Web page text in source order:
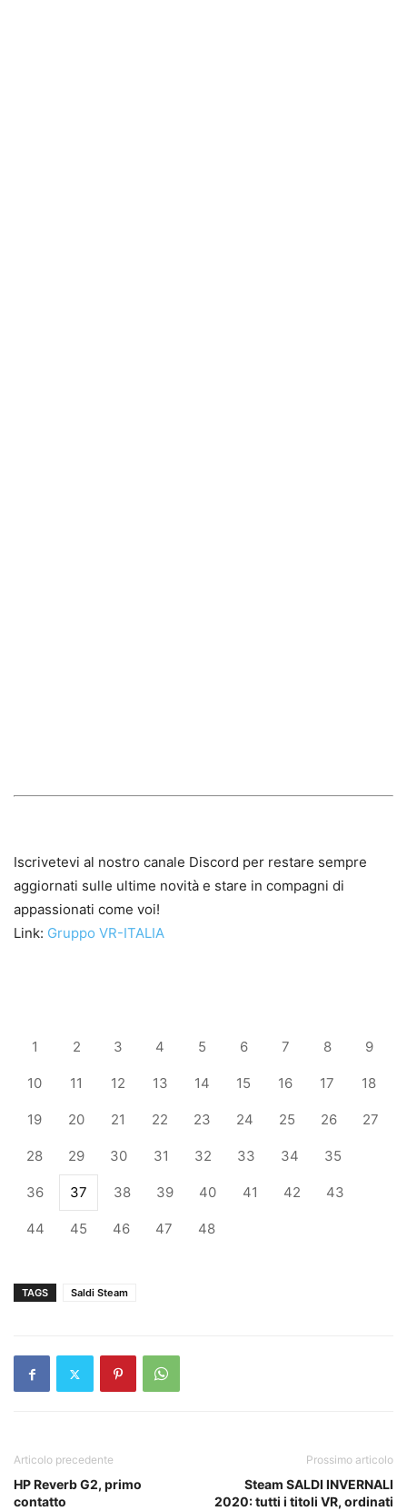
Iscrivetevi al nostro canale Discord per restare sempre
aggiornati sulle ultime novità e stare in compagni di
appassionati come voi!
Link: Gruppo VR-ITALIA
1 2 3 4 5 6 7 8 9
10 11 12 13 14 15 16 17 18
19 20 21 22 23 24 25 26 27
28 29 30 31 32 33 34 35
36 37 38 39 40 41 42 43
44 45 46 47 48
TAGS Saldi Steam
Articolo precedente
HP Reverb G2, primo
contatto
Prossimo articolo
Steam SALDI INVERNALI
2020: tutti i titoli VR, ordinati